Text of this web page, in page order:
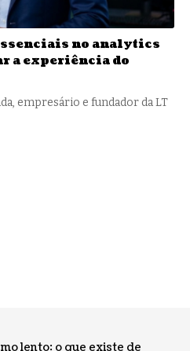
no analytics
a experiência do
empresário e fundador da LT
lento: o que existe de